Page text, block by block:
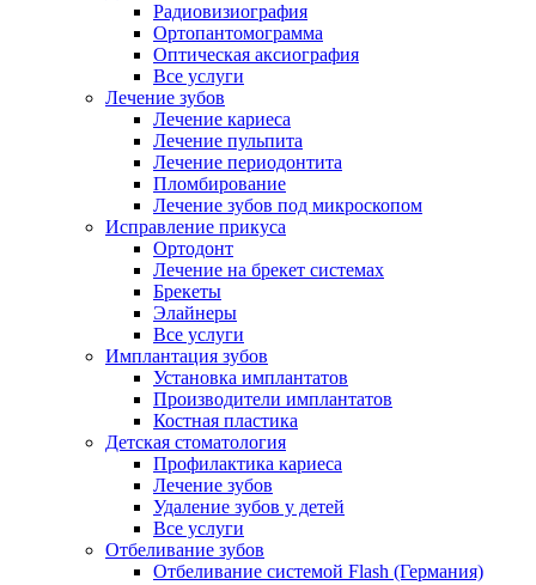
Радиовизиография
Ортопантомограмма
Оптическая аксиография
Все услуги
Лечение зубов
Лечение кариеса
Лечение пульпита
Лечение периодонтита
Пломбирование
Лечение зубов под микроскопом
Исправление прикуса
Ортодонт
Лечение на брекет системах
Брекеты
Элайнеры
Все услуги
Имплантация зубов
Установка имплантатов
Производители имплантатов
Костная пластика
Детская стоматология
Профилактика кариеса
Лечение зубов
Удаление зубов у детей
Все услуги
Отбеливание зубов
Отбеливание системой Flash (Германия)